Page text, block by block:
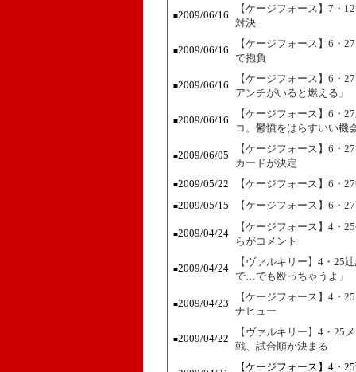
■2009/06/16
【ケージフォース】7・
対決
■2009/06/16
【ケージフォース】6・
で抱負
■2009/06/16
【ケージフォース】6・
アンチがいると燃える」
■2009/06/16
【ケージフォース】6・
コ。鬱憤をはらすいい機
■2009/06/05
【ケージフォース】6・
カードが決定
■2009/05/22 【ケージフォース】6・
■2009/05/15 【ケージフォース】6・
■2009/04/24
【ケージフォース】4・
らがコメント
■2009/04/24
【ヴァルキリー】4・25
で…でも殴っちゃうよ」
■2009/04/23
【ケージフォース】4・
ナヒュー
■2009/04/22
【ヴァルキリー】4・25
戦、試合順が決まる
【ケージフォース】4・